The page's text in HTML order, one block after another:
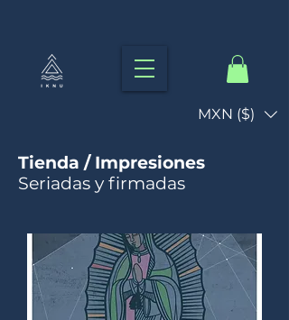
MXN ($)
Tienda / Impresiones
Seriadas y firmadas